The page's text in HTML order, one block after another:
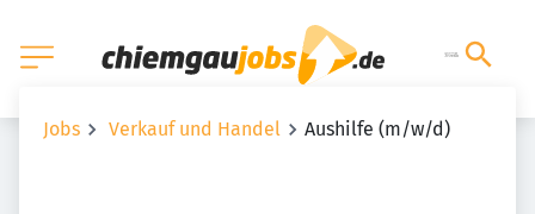
Jobs Verkauf und Handel Aushilfe (m/w/d)